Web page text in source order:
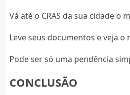
Vá até o CRAS da sua cidade o
Leve seus documentos e veja o
Pode ser só uma pendência
CONCLUSÃO